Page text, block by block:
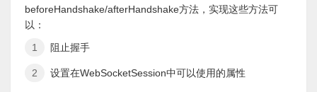
beforeHandshake/afterHandshake方法，实现这些方法可
以：
阻止握手
设置在WebSocketSession中可以使用的属性